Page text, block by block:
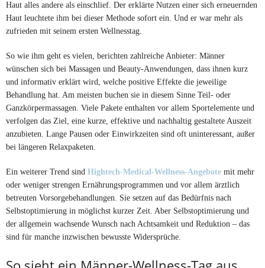
Haut alles andere als einschlief. Der erklärte Nutzen einer sich erneuernden
Haut leuchtete ihm bei dieser Methode sofort ein. Und er war mehr als
zufrieden mit seinem ersten Wellnesstag.
So wie ihm geht es vielen, berichten zahlreiche Anbieter: Männer
wünschen sich bei Massagen und Beauty-Anwendungen, dass ihnen kurz
und informativ erklärt wird, welche positive Effekte die jeweilige
Behandlung hat. Am meisten buchen sie in diesem Sinne Teil- oder
Ganzkörpermassagen. Viele Pakete enthalten vor allem Sportelemente und
verfolgen das Ziel, eine kurze, effektive und nachhaltig gestaltete Auszeit
anzubieten. Lange Pausen oder Einwirkzeiten sind oft uninteressant, außer
bei längeren Relaxpaketen.
Ein weiterer Trend sind Hightech-Medical-Wellness-Angebote mit mehr
oder weniger strengen Ernährungsprogrammen und vor allem ärztlich
betreuten Vorsorgebehandlungen. Sie setzen auf das Bedürfnis nach
Selbstoptimierung in möglichst kurzer Zeit. Aber Selbstoptimierung und
der allgemein wachsende Wunsch nach Achtsamkeit und Reduktion – das
sind für manche inzwischen bewusste Widersprüche.